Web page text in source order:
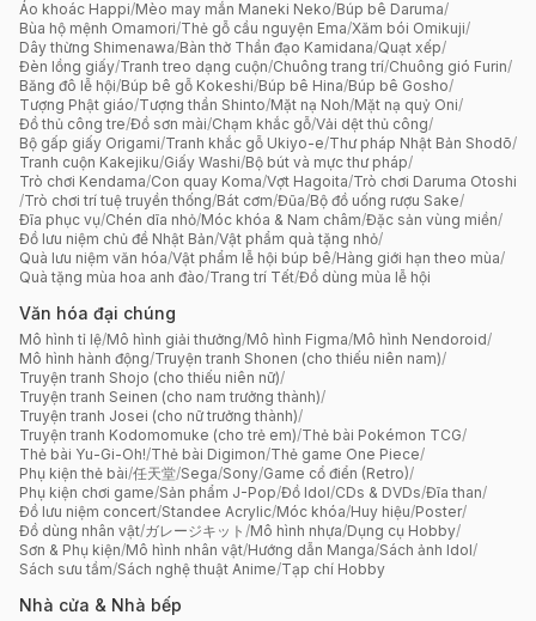
Áo khoác Happi/Mèo may mắn Maneki Neko/Búp bê Daruma/
Bùa hộ mệnh Omamori/Thẻ gỗ cầu nguyện Ema/Xăm bói Omikuji/
Dây thừng Shimenawa/Bàn thờ Thần đạo Kamidana/Quạt xếp/
Đèn lồng giấy/Tranh treo dạng cuộn/Chuông trang trí/Chuông gió Furin/
Băng đô lễ hội/Búp bê gỗ Kokeshi/Búp bê Hina/Búp bê Gosho/
Tượng Phật giáo/Tượng thần Shinto/Mặt nạ Noh/Mặt nạ quỷ Oni/
Đồ thủ công tre/Đồ sơn mài/Chạm khắc gỗ/Vải dệt thủ công/
Bộ gấp giấy Origami/Tranh khắc gỗ Ukiyo-e/Thư pháp Nhật Bản Shodō/
Tranh cuộn Kakejiku/Giấy Washi/Bộ bút và mực thư pháp/
Trò chơi Kendama/Con quay Koma/Vợt Hagoita/Trò chơi Daruma Otoshi
/Trò chơi trí tuệ truyền thống/Bát cơm/Đũa/Bộ đồ uống rượu Sake/
Đĩa phục vụ/Chén dĩa nhỏ/Móc khóa & Nam châm/Đặc sản vùng miền/
Đồ lưu niệm chủ đề Nhật Bản/Vật phẩm quà tặng nhỏ/
Quà lưu niệm văn hóa/Vật phẩm lễ hội búp bê/Hàng giới hạn theo mùa/
Quà tặng mùa hoa anh đào/Trang trí Tết/Đồ dùng mùa lễ hội
Văn hóa đại chúng
Mô hình tỉ lệ/Mô hình giải thưởng/Mô hình Figma/Mô hình Nendoroid/
Mô hình hành động/Truyện tranh Shonen (cho thiếu niên nam)/
Truyện tranh Shojo (cho thiếu niên nữ)/
Truyện tranh Seinen (cho nam trưởng thành)/
Truyện tranh Josei (cho nữ trưởng thành)/
Truyện tranh Kodomomuke (cho trẻ em)/Thẻ bài Pokémon TCG/
Thẻ bài Yu-Gi-Oh!/Thẻ bài Digimon/Thẻ game One Piece/
Phụ kiện thẻ bài/任天堂/Sega/Sony/Game cổ điển (Retro)/
Phụ kiện chơi game/Sản phẩm J-Pop/Đồ Idol/CDs & DVDs/Đĩa than/
Đồ lưu niệm concert/Standee Acrylic/Móc khóa/Huy hiệu/Poster/
Đồ dùng nhân vật/ガレージキット /Mô hình nhựa/Dụng cụ Hobby/
Sơn & Phụ kiện/Mô hình nhân vật/Hướng dẫn Manga/Sách ảnh Idol/
Sách sưu tầm/Sách nghệ thuật Anime/Tạp chí Hobby
Nhà cửa & Nhà bếp